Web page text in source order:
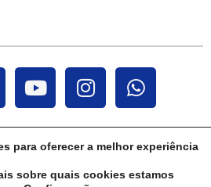
para oferecer a melhor experiência
sobre quais cookies estamos